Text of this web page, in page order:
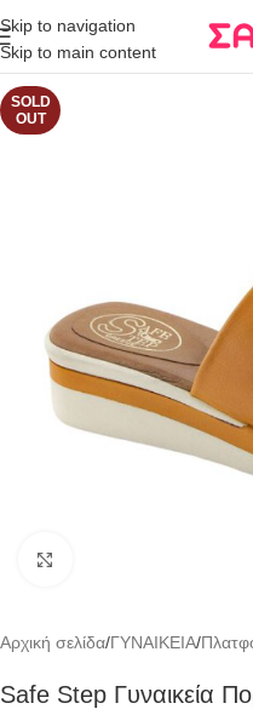
Skip to navigation
Skip to main content
άνω των 80€
Παραγγελία
SOLD
OUT
Αρχική σελίδα/ΓΥΝΑΙΚΕΙΑ/
Safe Step Γυναικεία